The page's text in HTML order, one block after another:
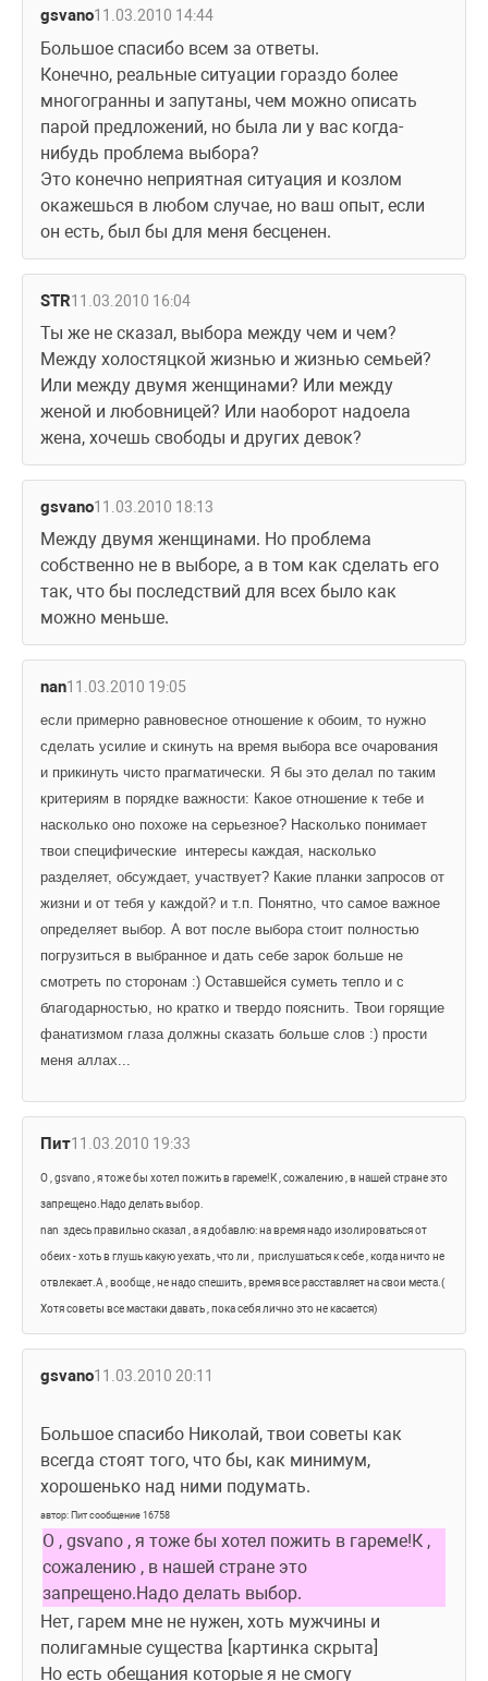
gsvano11.03.2010 14:44
Большое спасибо всем за ответы.
Конечно, реальные ситуации гораздо более
многогранны и запутаны, чем можно описать
парой предложений, но была ли у вас когда-
нибудь проблема выбора?
Это конечно неприятная ситуация и козлом
окажешься в любом случае, но ваш опыт, если
он есть, был бы для меня бесценен.
STR11.03.2010 16:04
Ты же не сказал, выбора между чем и чем?
Между холостяцкой жизнью и жизнью семьей?
Или между двумя женщинами? Или между
женой и любовницей? Или наоборот надоела
жена, хочешь свободы и других девок?
gsvano11.03.2010 18:13
Между двумя женщинами. Но проблема
собственно не в выборе, а в том как сделать его
так, что бы последствий для всех было как
можно меньше.
nan11.03.2010 19:05
если примерно равновесное отношение к обоим, то нужно
сделать усилие и скинуть на время выбора все очарования
и прикинуть чисто прагматически. Я бы это делал по таким
критериям в порядке важности: Какое отношение к тебе и
насколько оно похоже на серьезное? Насколько понимает
твои специфические интересы каждая, насколько
разделяет, обсуждает, участвует? Какие планки запросов от
жизни и от тебя у каждой? и т.п. Понятно, что самое важное
определяет выбор. А вот после выбора стоит полностью
погрузиться в выбранное и дать себе зарок больше не
смотреть по сторонам :) Оставшейся суметь тепло и с
благодарностью, но кратко и твердо пояснить. Твои горящие
фанатизмом глаза должны сказать больше слов :) прости
меня аллах...
Пит11.03.2010 19:33
О , gsvano , я тоже бы хотел пожить в гареме!К , сожалению , в нашей стране это
запрещено.Надо делать выбор.
nan  здесь правильно сказал , а я добавлю: на время надо изолироваться от
обеих - хоть в глушь какую уехать , что ли ,  прислушаться к себе , когда ничто не
отвлекает.А , вообще , не надо спешить , время все расставляет на свои места.(
Хотя советы все мастаки давать , пока себя лично это не касается)
gsvano11.03.2010 20:11
Большое спасибо Николай, твои советы как
всегда стоят того, что бы, как минимум,
хорошенько над ними подумать.
автор: Пит сообщение 16758
О , gsvano , я тоже бы хотел пожить в гареме!К ,
сожалению , в нашей стране это
запрещено.Надо делать выбор.
Нет, гарем мне не нужен, хоть мужчины и
полигамные существа [картинка скрыта]
Но есть обещания которые я не смогу